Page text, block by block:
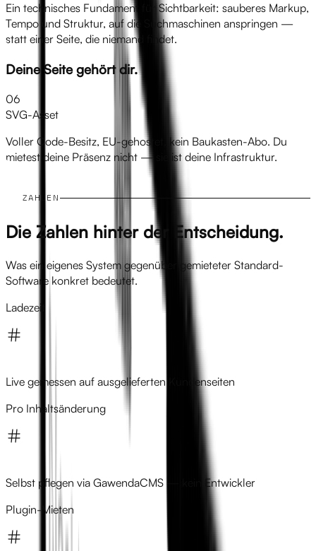
Ein technisches Fundament für Sichtbarkeit: sauberes Markup,
Tempo und Struktur, auf die Suchmaschinen anspringen —
statt einer Seite, die niemand findet.
Deine Seite gehört dir.
06
SVG-Asset
Voller Code-Besitz, EU-gehostet, kein Baukasten-Abo. Du
mietest deine Präsenz nicht — sie ist deine Infrastruktur.
ZAHLEN
Die Zahlen hinter der Entscheidung.
Was ein eigenes System gegenüber gemieteter Standard-
Software konkret bedeutet.
Ladezeit
Live gemessen auf ausgelieferten Kundenseiten
Pro Inhaltsänderung
Selbst pflegen via GawendaCMS — kein Entwickler
Plugin-Mieten